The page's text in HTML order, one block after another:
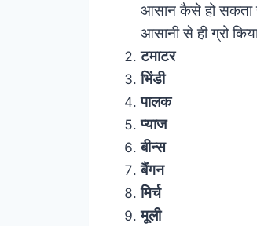
आसान कैसे हो सकता
आसानी से ही ग्रो
टमाटर
भिंडी
पालक
प्याज
बीन्स
बैंगन
मिर्च
मूली